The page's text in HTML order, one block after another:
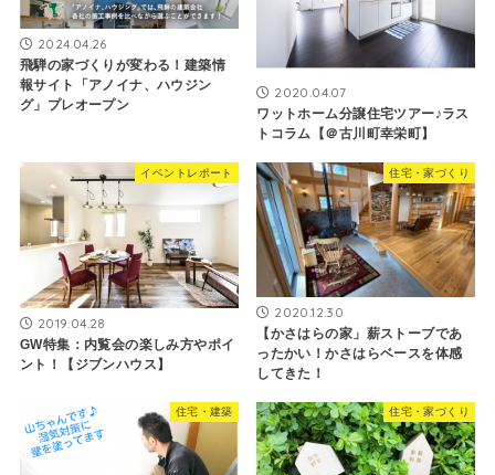
2024.04.26
飛騨の家づくりが変わる！建築情
報サイト「アノイナ、ハウジン
グ」プレオープン
2020.04.07
ワットホーム分譲住宅ツアー♪ラス
トコラム【＠古川町幸栄町】
イベントレポート
2019.04.28
GW特集：内覧会の楽しみ方やポイ
ント！【ジブンハウス】
住宅・家づくり
2020.12.30
【かさはらの家」薪ストーブであ
ったかい！かさはらベースを体感
してきた！
住宅・建築 住宅・家づくり